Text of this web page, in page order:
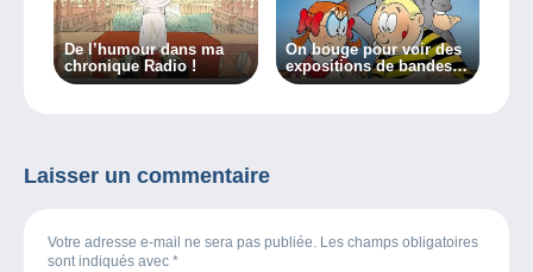
De l’humour dans ma
chronique Radio !
On bouge pour voir des
expositions de bandes
dessinées et on
Laisser un commentaire
Votre adresse e-mail ne sera pas publiée. Les champs obligatoires
sont indiqués avec *